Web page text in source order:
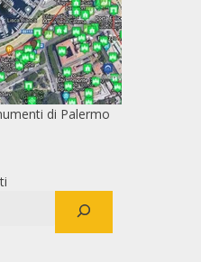
di Palermo